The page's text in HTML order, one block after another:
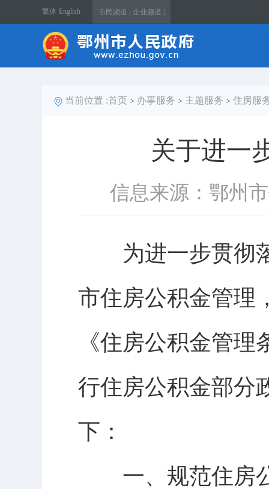
繁体 English 市民频道 | 企业频道 |
当前位置 :首页 > 办事服务 > 主题服务 > 住房服
关于进一
信息来源：鄂州
为进一步贯彻落
市住房公积金管理
《住房公积金管
行住房公积金部分
下：
一、规范住房公